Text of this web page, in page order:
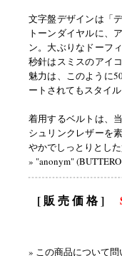
文字盤デザインは「
トーンダイヤルに、
ン。大ぶりなドーフ
秒針はスミスのアイ
魅力は、このように
ートされてもスタイ
着用するベルトは、
シュリンクレザーを
やかでしっとりとし
» "anonym"
[ 販 売 価 格 ]
» この商品について問